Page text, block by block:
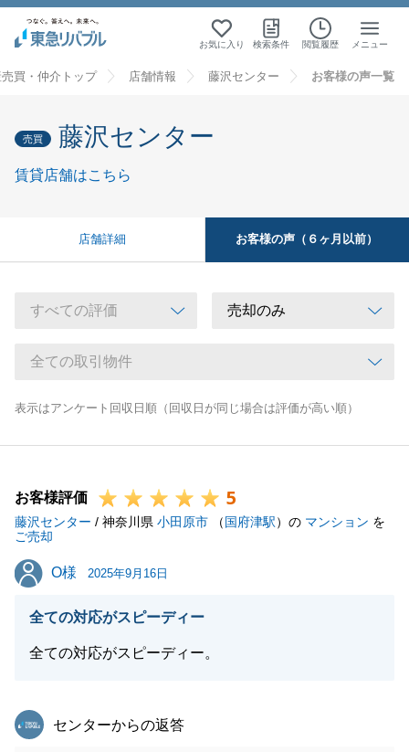
お気に入り 検索条件 閲覧履歴 メニュー
買・仲介トップ 店舗情報 藤沢センター お客様の声一覧
売買 藤沢センター
賃貸店舗はこちら
店舗詳細 お客様の声（６ヶ月以前）
表示はアンケート回収日順（回収日が同じ場合は評価が高い順）
お客様評価 5
藤沢センター / 神奈川県 小田原市 （国府津駅）の マンション を
ご売却
O様
O様 2025年9月16日
全ての対応がスピーディー
全ての対応がスピーディー。
東急リバブル
センターからの返答